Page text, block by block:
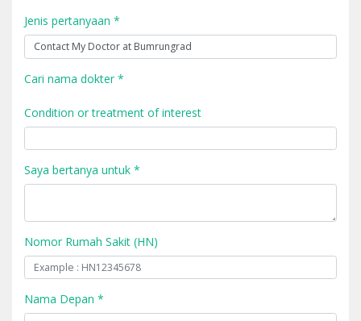
Jenis pertanyaan *
Cari nama dokter *
Condition or treatment of interest
Saya bertanya untuk *
Nomor Rumah Sakit (HN)
Nama Depan *